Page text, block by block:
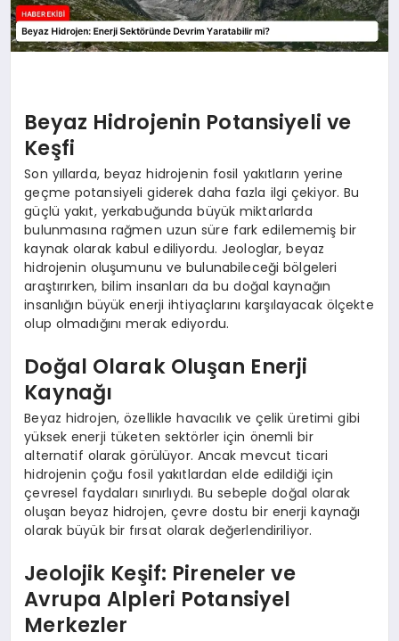
Beyaz Hidrojenin Potansiyeli ve
Keşfi
Son yıllarda, beyaz hidrojenin fosil yakıtların yerine
geçme potansiyeli giderek daha fazla ilgi çekiyor. Bu
güçlü yakıt, yerkabuğunda büyük miktarlarda
bulunmasına rağmen uzun süre fark edilememiş bir
kaynak olarak kabul ediliyordu. Jeologlar, beyaz
hidrojenin oluşumunu ve bulunabileceği bölgeleri
araştırırken, bilim insanları da bu doğal kaynağın
insanlığın büyük enerji ihtiyaçlarını karşılayacak ölçekte
olup olmadığını merak ediyordu.
Doğal Olarak Oluşan Enerji
Kaynağı
Beyaz hidrojen, özellikle havacılık ve çelik üretimi gibi
yüksek enerji tüketen sektörler için önemli bir
alternatif olarak görülüyor. Ancak mevcut ticari
hidrojenin çoğu fosil yakıtlardan elde edildiği için
çevresel faydaları sınırlıydı. Bu sebeple doğal olarak
oluşan beyaz hidrojen, çevre dostu bir enerji kaynağı
olarak büyük bir fırsat olarak değerlendiriliyor.
Jeolojik Keşif: Pireneler ve
Avrupa Alpleri Potansiyel
Merkezler